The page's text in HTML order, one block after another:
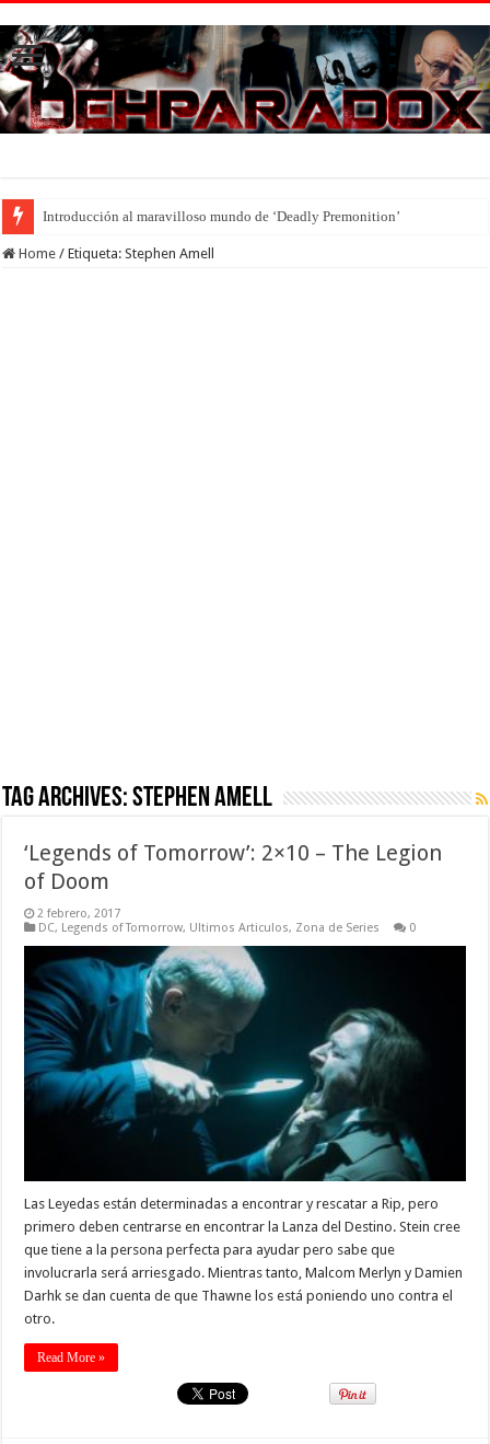
Introducción al maravilloso mundo de ‘Deadly Premonition’
Home / Etiqueta:Stephen Amell
Tag Archives:Stephen Amell
‘Legends of Tomorrow’: 2×10 – The Legion
of Doom
2 febrero, 2017
DC, Legends of Tomorrow, Ultimos Articulos, Zona de Series 0
Las Leyedas están determinadas a encontrar y rescatar a Rip, pero
primero deben centrarse en encontrar la Lanza del Destino. Stein cree
que tiene a la persona perfecta para ayudar pero sabe que
involucrarla será arriesgado. Mientras tanto, Malcom Merlyn y Damien
Darhk se dan cuenta de que Thawne los está poniendo uno contra el
otro.
Read More »